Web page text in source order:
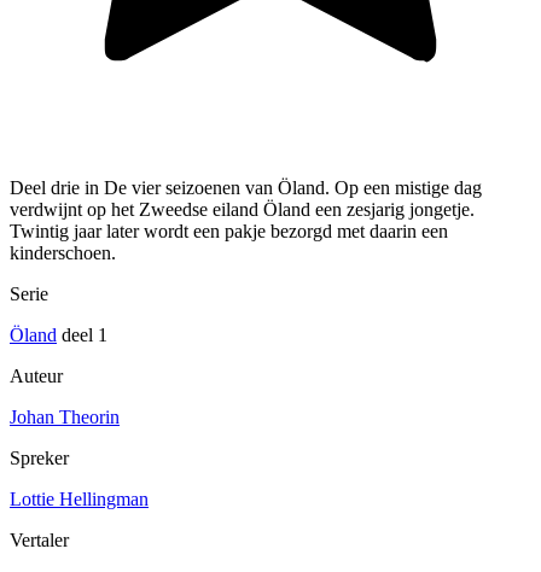
Deel drie in De vier seizoenen van Öland. Op een mistige dag
verdwijnt op het Zweedse eiland Öland een zesjarig jongetje.
Twintig jaar later wordt een pakje bezorgd met daarin een
kinderschoen.
Serie
Öland deel 1
Auteur
Johan Theorin
Spreker
Lottie Hellingman
Vertaler